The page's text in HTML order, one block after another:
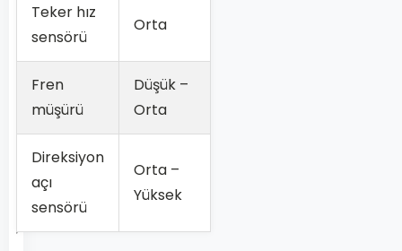
Teker hız
sensörü
Orta
Fren
müşürü
Düşük –
Orta
Direksiyon
açı
sensörü
Orta –
Yüksek